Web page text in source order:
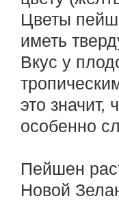
Цветы
иметь
Вкус у
это значит,
особенно
Пейшен
Новой